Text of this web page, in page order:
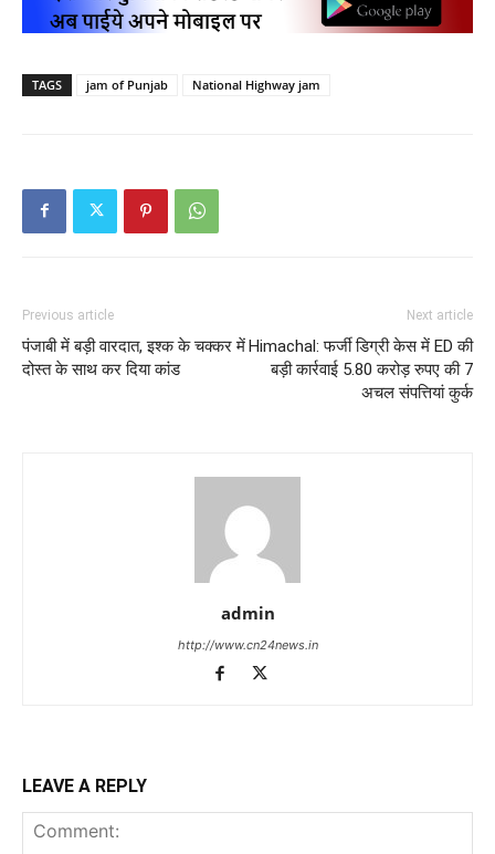
TAGS jam of Punjab National Highway jam
Previous article
पंजाबी में बड़ी वारदात, इश्क के चक्कर में
दोस्त के साथ कर दिया कांड
Next article
Himachal: फर्जी डिग्री केस में ED की
बड़ी कार्रवाई 5.80 करोड़ रुपए की 7
अचल संपत्तियां कुर्क
admin
http://www.cn24news.in
LEAVE A REPLY